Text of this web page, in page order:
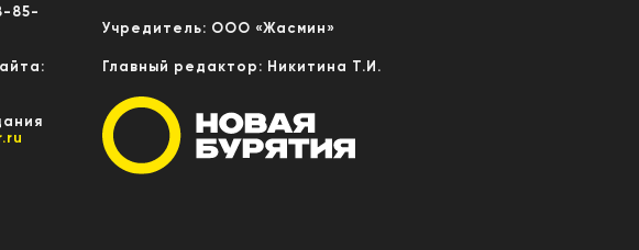
85-
Учредитель: ООО «Жасмин»
Главный редактор: Никитина Т.И.